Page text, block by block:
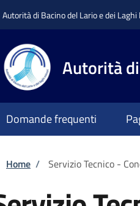
Autorità di Bacino del Lario e dei
Autorità
Domande frequenti
Briciole di
Home / Servizio Tecnico -